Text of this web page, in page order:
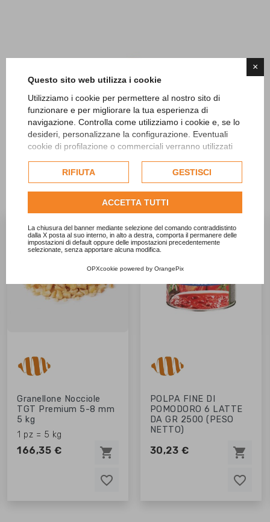
×
Questo sito web utilizza i cookie
Utilizziamo i cookie per permettere al nostro sito di
funzionare e per migliorare la tua esperienza di
navigazione. Controlla come utilizziamo i cookie e, se lo
desideri, personalizzane la configurazione. Eventuali
cookie di profilazione o commerciali verranno utilizzati
dell'utente e, se consentito, potrebbero essere utilizzati
per personalizzare gli annunci pubblicitari. Per ulteriori
informazioni su come Google utilizza i dati raccolti,
politica sulla privacy di Google
Consulta l'informativa cookie completa.
RIFIUTA GESTISCI
ACCETTA TUTTI
La chiusura del banner mediante selezione del comando contraddistinto
dalla X posta al suo interno, in alto a destra, comporta il permanere delle
impostazioni di default oppure delle impostazioni precedentemente
selezionate, senza apportare alcuna modifica.
OPXcookie powered by OrangePix
SCOPRI TUTTI I PRODOTTI
DOLCINGREDIENTS

favorite_border
favorite_border
favorite_border
Granellone Nocciole
TGT Premium 5-8 mm
5 kg
1 pz = 5 kg
166,35 € shopping_cart

favorite_border
favorite_border
favorite_border
POLPA FINE DI
POMODORO 6 LATTE
DA GR 2500 (PESO
NETTO)
30,23 € shopping_cart